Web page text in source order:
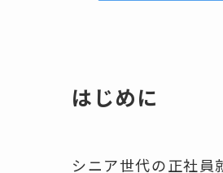
はじめに
シニア世代の正社員